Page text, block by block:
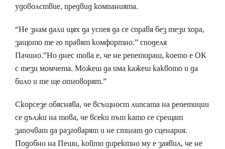
удоволствие, предвид компанията.
“Не знам дали щях да успея да се справя без тези хора,
защото те го правят комфортно.” споделя
Пачино.”Но днес това е, че не репетираш, което е ОК
с тези момчета. Можеш да има кажеш каквото и да
било и те ще отговорят.”
Скорсезе обяснява, че всъщност липсата на репетиции
се дължи на това, че всеки път като се срещат
започват да разговарят и не стигат до сценария.
Подобно на Пеши, който директно му е заявил, че не